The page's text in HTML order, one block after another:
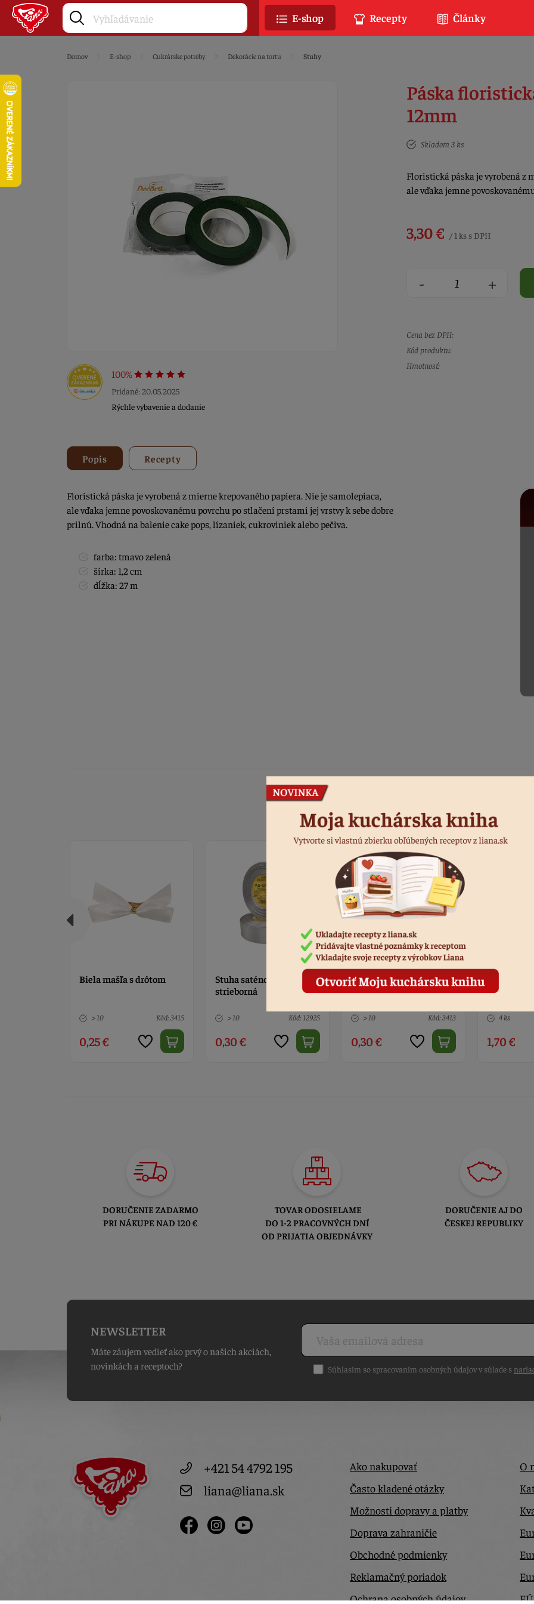
Domov E-shop Cukrárske potreby Dekorácie na tortu Stuhy
100%
Pridané: 20.05.2025
Rýchle vybavenie a dodanie
Páska
12mm
Skladom 3 ks
Floristická páska je vyrobená z
ale vďaka jemne
3,30 € / 1 ks s DPH
- +
Cena bez DPH:
Kód produktu:
Hmotnosť:
Popis Recepty
Floristická páska je vyrobená z mierne krepovaného papiera. Nie je samolepiaca,
ale vďaka jemne povoskovanému povrchu po stlačení prstami jej vrstvy k sebe dobre
prilnú. Vhodná na balenie cake pops, lízaniek, cukroviniek alebo pečiva.
farba: tmavo zelená
šírka: 1,2 cm
dĺžka: 27 m
Stuha saténová
> 10 Kód: 12925
0,30 €
Zlatá mašľa s drôtom
> 10 Kód: 3413
0,30 €
Stuha rypsová krémová 6
mm - 18 m
4 ks Kód: 3339
1,70 €
Stuha
mm - 23m
5 ks
2,50 €
DORUČENIE ZADARMO
PRI NÁKUPE NAD 120 €
TOVAR ODOSIELAME
DO 1-2 PRACOVNÝCH DNÍ
OD PRIJATIA OBJEDNÁVKY
DORUČENIE AJ DO
ČESKEJ REPUBLIKY
NEWSLETTER
Máte záujem vedieť ako prvý o našich akciách,
novinkách a receptoch?
Súhlasím so spracovaním osobných údajov v súlade s
+421 54 4792 195
liana@liana.sk
Ako nakupovať
Často kladené otázky
Možnosti dopravy a platby
Doprava zahraničie
Obchodné podmienky
Reklamačný poriadok
Ochrana osobných údajov
O
E-shop Recepty Články